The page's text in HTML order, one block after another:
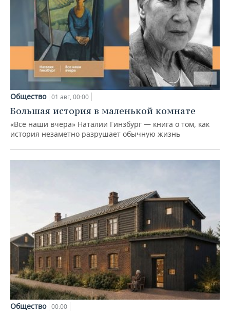
Общество 01 авг, 00:00
Большая история в маленькой комнате
«Все наши вчера» Наталии Гинзбург — книга о том, как
история незаметно разрушает обычную жизнь
Общество 00:00